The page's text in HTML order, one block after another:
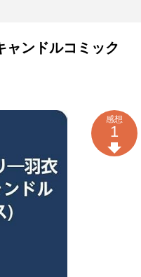
ンドルコミック
感想
1